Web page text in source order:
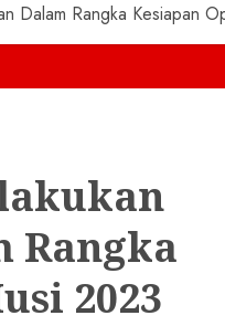
Dalam Rangka Kesiapan
Rangka
2023